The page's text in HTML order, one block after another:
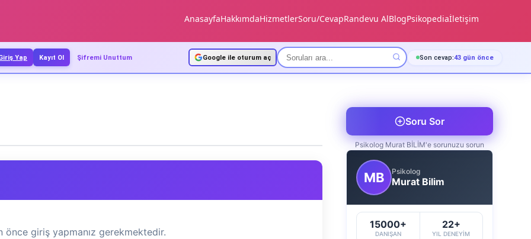
AnasayfaHakkımdaHizmetlerSoru/CevapRandevu AlBlogPsikopediaİletişim
Yap Kayıt Ol Şifremi Unuttum Google ile oturum aç Son cevap:43 gün önce
önce giriş yapmanız gerekmektedir.
Soru Sor
Psikolog Murat BİLİM'e sorunuzu sorun
MB Psikolog
Murat Bilim
15000+
DANIŞAN
22+
YIL DENEYIM